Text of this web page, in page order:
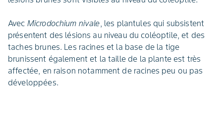
Avec Microdochium nivale, les plantules qui subsistent
présentent des lésions au niveau du coléoptile, et des
taches brunes. Les racines et la base de la tige
brunissent également et la taille de la plante est très
affectée, en raison notamment de racines peu ou pas
développées.